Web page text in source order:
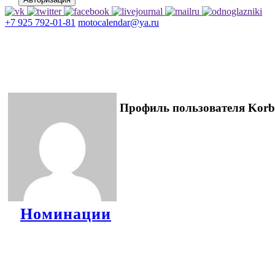
+7 925 792-01-81 motocalendar@ya.ru
Номинации
Профиль пользователя